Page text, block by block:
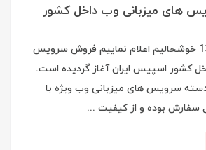
های میزبانی وب داخل کشور
دوشنبه 1398/09/11 خوشحالیم اعلام نماییم فروش سرویس
کشور اسپیس ایران آغاز گردیده است.
سرویس های میزبانی وب ویژه با
سفارش بوده و از کیفیت ...